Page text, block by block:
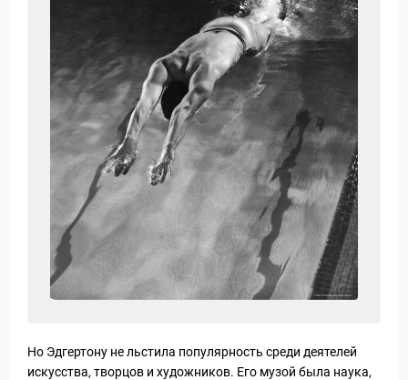
Но Эдгертону не льстила популярность среди деятелей
искусства, творцов и художников. Его музой была наука,